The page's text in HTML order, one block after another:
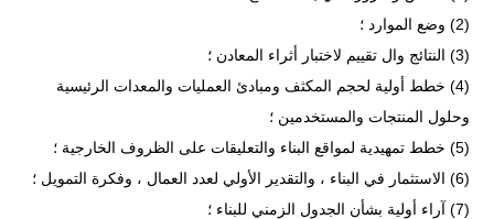
(2) وضع الموارد ؛
(3) النتائج وال تقييم لاختبار أثراء المعادن ؛
(4) خطط أولية لحجم المكثف ومبادئ العمليات والمعدات الرئيسية
وحلول المنتجات والمستخدمين ؛
(5) خطط تمهيدية لمواقع البناء والتعليقات على الظروف الخارجية ؛
(6) الاستثمار في البناء ، والتقدير الأولي لعدد العمال ، وفكرة التمويل ؛
(7) آراء أولية بشأن الجدول الزمني للبناء ؛